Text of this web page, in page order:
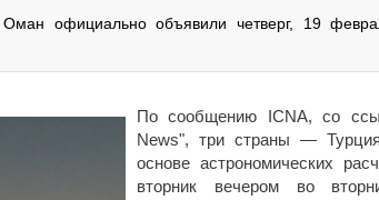
официально объявили четверг, 19
По сообщению ICNA, со
News", три страны —
основе астрономических
вторник вечером во